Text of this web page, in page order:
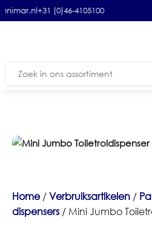
+31 (0)46-4105100
Zoeken
Home/Verbruiksartikelen /
dispensers / Mini Jumbo